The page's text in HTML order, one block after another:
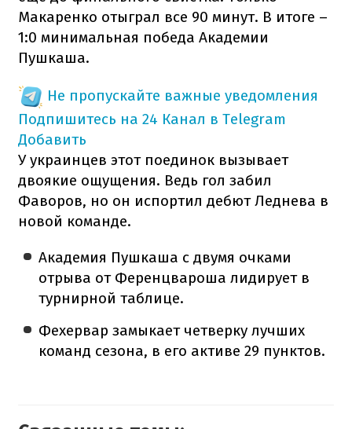
Макаренко отыграл все 90 минут. В итоге –
1:0 минимальная победа Академии
Пушкаша.
Не пропускайте важные уведомления
Подпишитесь на 24 Канал в Telegram
Добавить
У украинцев этот поединок вызывает
двоякие ощущения. Ведь гол забил
Фаворов, но он испортил дебют Леднева в
новой команде.
Академия Пушкаша с двумя очками
отрыва от Ференцвароша лидирует в
турнирной таблице.
Фехервар замыкает четверку лучших
команд сезона, в его активе 29 пунктов.